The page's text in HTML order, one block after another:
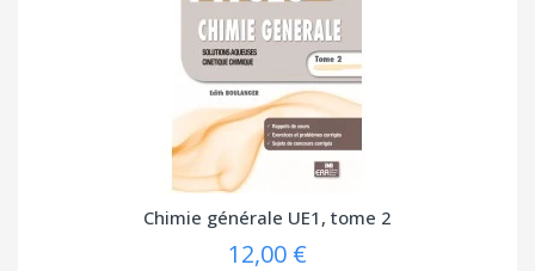
Chimie générale UE1, tome 2
12,00 €